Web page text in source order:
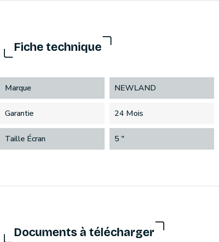
Fiche technique
Marque NEWLAND
Garantie 24 Mois
Taille Écran 5 "
Documents à télécharger